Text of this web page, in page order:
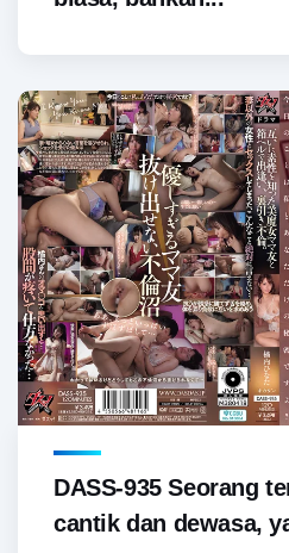
DASS-935 Seorang
cantik dan dewasa,